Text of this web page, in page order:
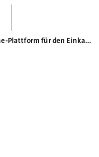
Conrad: B2B-Online-Plattform für den Einkauf von Elektronikteilen